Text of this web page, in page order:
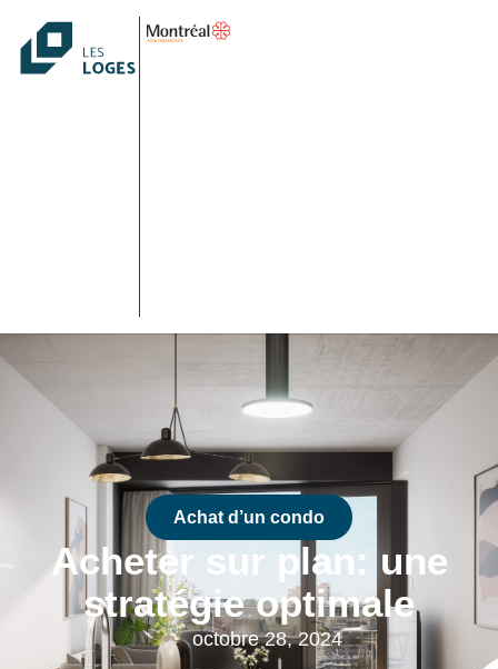
Achat d’un condo
Acheter sur plan: une
stratégie optimale
octobre 28, 2024